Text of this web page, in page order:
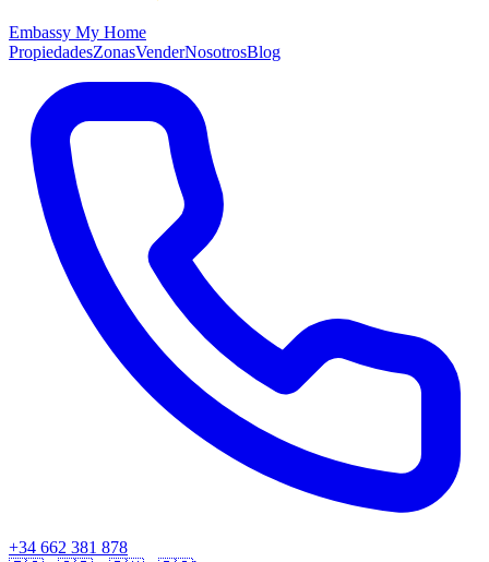
Embassy My Home
PropiedadesZonasVenderNosotrosBlog
+34 662 381 878